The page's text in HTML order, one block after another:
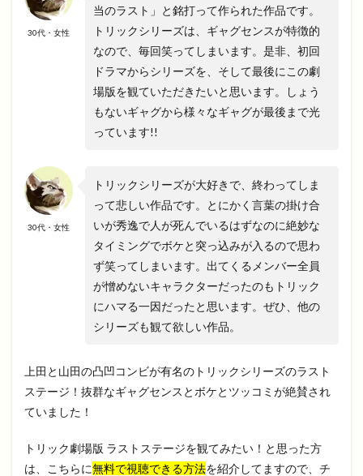
30代・女性
当のラスト」と銘打って作られた作品です。
トリックシリーズは、ギャグセンスが特徴的
なので、毎回笑ってしまいます。是非、初回
ドラマからシリーズを、そして最後にこの劇
場版を観ていただきたいと思います。しょう
もないギャグから様々なギャグが最後まで光
っています!!
30代・女性
トリックシリーズが大好きで、終わってしま
って悲しい作品です。とにかく言葉の掛け合
いが秀逸で人が死んでいるはずなのに絶妙な
タイミングでボケと突っ込みが入るので思わ
ず笑ってしまいます。出てくるメンバー全員
が憎めないキャラクターだったのもトリック
にハマる一因だったと思います。ぜひ、他の
シリーズも観て欲しい作品。
上田と山田の凸凹コンビが有名のトリックシリーズのラスト
ステージ！抜群なギャグセンスとボケとツッコミが絶賛され
ていました！
トリック劇場版 ラストステージを観てみたい！と思った方
は、こちらに無料で視聴できる方法を紹介してますので、チ